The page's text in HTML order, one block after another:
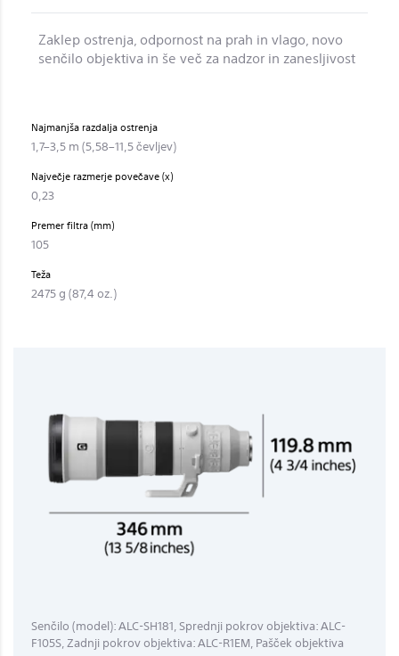
Zaklep ostrenja, odpornost na prah in vlago, novo
senčilo objektiva in še več za nadzor in zanesljivost
Najmanjša razdalja ostrenja
1,7–3,5 m (5,58–11,5 čevljev)
Največje razmerje povečave (x)
0,23
Premer filtra (mm)
105
Teža
2475 g (87,4 oz.)
Senčilo (model): ALC-SH181, Sprednji pokrov objektiva: ALC-
F105S, Zadnji pokrov objektiva: ALC-R1EM, Pašček objektiva